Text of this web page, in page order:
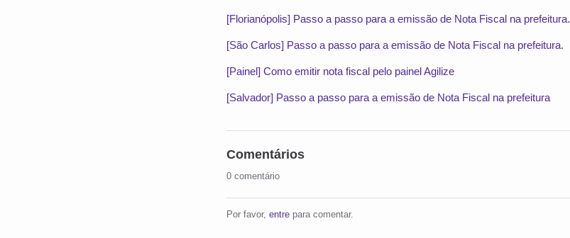
[Florianópolis] Passo a passo para a emissão de Nota Fiscal na prefeitura.
[São Carlos] Passo a passo para a emissão de Nota Fiscal na prefeitura.
[Painel] Como emitir nota fiscal pelo painel Agilize
[Salvador] Passo a passo para a emissão de Nota Fiscal na prefeitura
Comentários
0 comentário
Por favor,entre para comentar.